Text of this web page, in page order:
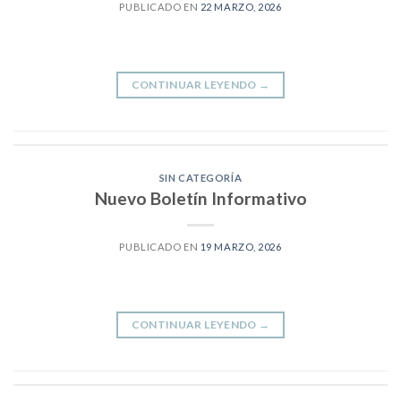
PUBLICADO EN 22 MARZO, 2026
CONTINUAR LEYENDO →
SIN CATEGORÍA
Nuevo Boletín Informativo
PUBLICADO EN 19 MARZO, 2026
CONTINUAR LEYENDO →